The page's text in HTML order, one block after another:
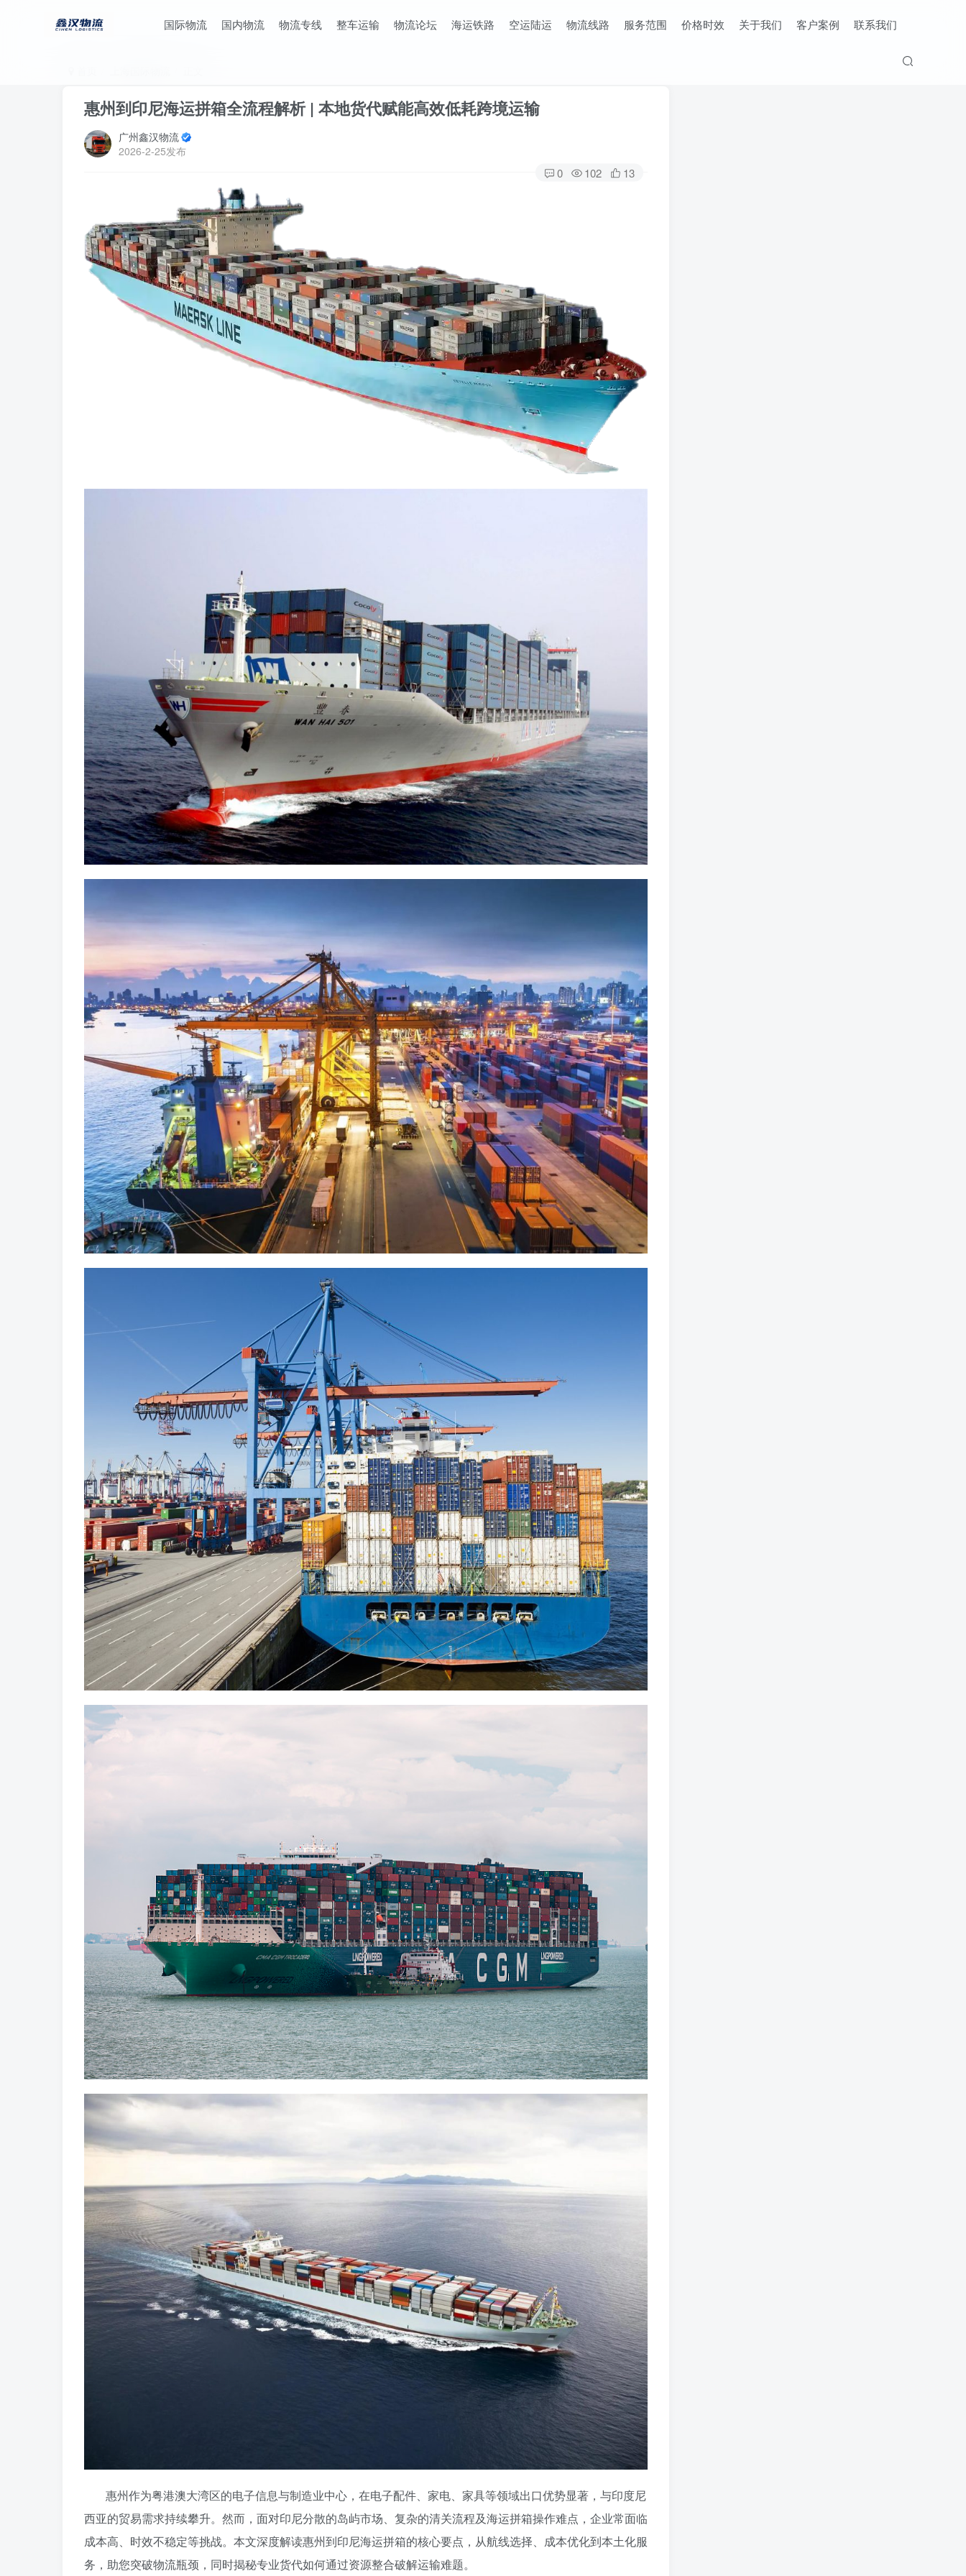
国际物流 国内物流 物流专线 整车运输 物流论坛 海运铁路 空运陆运 物流线路 服务范围 价格时效 关于我们 客户案例 联系我们
惠州到印尼海运拼箱全流程解析 | 本地货代赋能高效低耗跨境运输
广州鑫汉物流
2026-2-25发布
0 102 13
惠州作为粤港澳大湾区的电子信息与制造业中心，在电子配件、家电、家具等领域出口优势显著，与印度尼
西亚的贸易需求持续攀升。然而，面对印尼分散的岛屿市场、复杂的清关流程及海运拼箱操作难点，企业常面临
成本高、时效不稳定等挑战。本文深度解读惠州到印尼海运拼箱的核心要点，从航线选择、成本优化到本土化服
务，助您突破物流瓶颈，同时揭秘专业货代如何通过资源整合破解运输难题。